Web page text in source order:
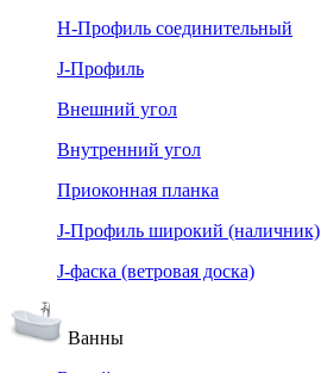
Н-Профиль соединительный
J-Профиль
Внешний угол
Внутренний угол
Приоконная планка
J-Профиль широкий (наличник)
J-фаска (ветровая доска)
Ванны